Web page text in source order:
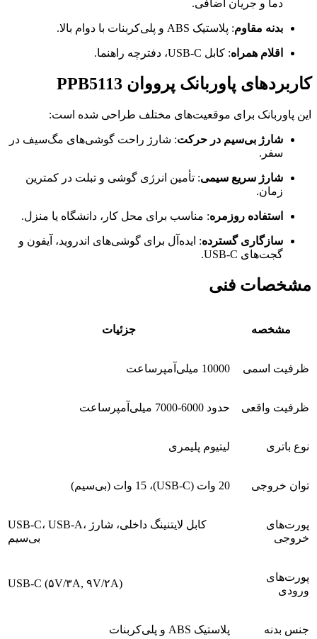
دما و جریان اضافی.
بدنه مقاوم: پلاستیک ABS و پلی‌کربنات با دوام بالا.
اقلام همراه: کابل USB-C، دفترچه راهنما.
کاربردهای پاوربانک پرووان PPB5113
این پاوربانک برای موقعیت‌های مختلف طراحی شده است:
شارژ بی‌سیم در حرکت: شارژ راحت گوشی‌های مگ‌سیف در
سفر.
شارژ سریع سیمی: تأمین انرژی گوشی و تبلت در کمترین
زمان.
استفاده روزمره: مناسب برای محل کار، دانشگاه یا منزل.
سازگاری گسترده: ایده‌آل برای گوشی‌های اندروید، آیفون و
گجت‌های USB-C.
مشخصات فنی
مشخصه جزئیات
ظرفیت اسمی 10000 میلی‌آمپرساعت
ظرفیت واقعی حدود 6000-7000 میلی‌آمپرساعت
نوع باتری لیتیوم پلیمری
توان خروجی 20 وات (USB-C)، 15 وات (بی‌سیم)
پورت‌های
خروجی
USB-C، USB-A، کابل لایتنینگ داخلی، شارژ
بی‌سیم
پورت‌های
ورودی
USB-C (۵V/۳A, ۹V/۲A)
جنس بدنه پلاستیک ABS و پلی‌کربنات